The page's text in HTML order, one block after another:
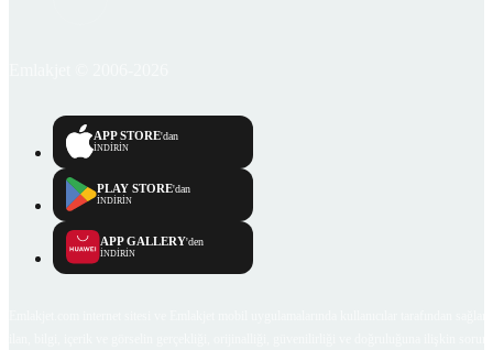
APP STORE'dan
İNDİRİN
PLAY STORE'dan
İNDİRİN
APP GALLERY'den
İNDİRİN